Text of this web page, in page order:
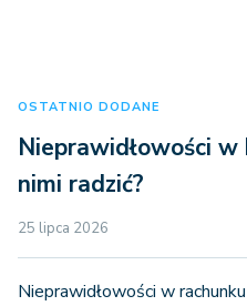
OSTATNIO DODANE
Nieprawidłowości
nimi radzić?
25 lipca 2026
Nieprawidłowości w